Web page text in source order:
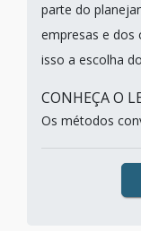
parte do
empresas e dos
isso a escolha
CONHEÇA O
Os métodos